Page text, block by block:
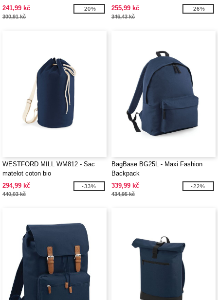
241,99 kč
300,91 kč
-20%
255,99 kč
346,43 kč
-26%
WESTFORD MILL WM812 - Sac
matelot coton bio
294,99 kč
440,03 kč
-33%
BagBase BG25L - Maxi Fashion
Backpack
339,99 kč
434,95 kč
-22%